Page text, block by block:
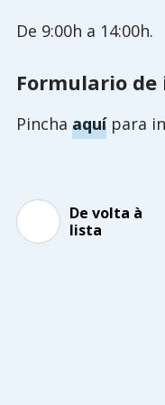
De 9:00h a 14:00h.
Formulario
Pincha aquípara
De volta à
lista